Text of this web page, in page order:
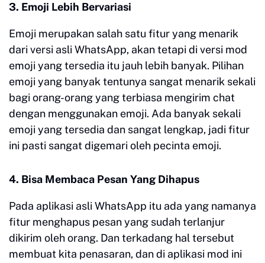
3. Emoji Lebih Bervariasi
Emoji merupakan salah satu fitur yang menarik
dari versi asli WhatsApp, akan tetapi di versi mod
emoji yang tersedia itu jauh lebih banyak. Pilihan
emoji yang banyak tentunya sangat menarik sekali
bagi orang-orang yang terbiasa mengirim chat
dengan menggunakan emoji. Ada banyak sekali
emoji yang tersedia dan sangat lengkap, jadi fitur
ini pasti sangat digemari oleh pecinta emoji.
4. Bisa Membaca Pesan Yang Dihapus
Pada aplikasi asli WhatsApp itu ada yang namanya
fitur menghapus pesan yang sudah terlanjur
dikirim oleh orang. Dan terkadang hal tersebut
membuat kita penasaran, dan di aplikasi mod ini